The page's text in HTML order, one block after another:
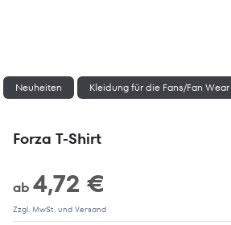
Neuheiten Kleidung für die Fans/Fan Wear
Forza T-Shirt
ab 4,72 €
Zzgl. MwSt. und Versand